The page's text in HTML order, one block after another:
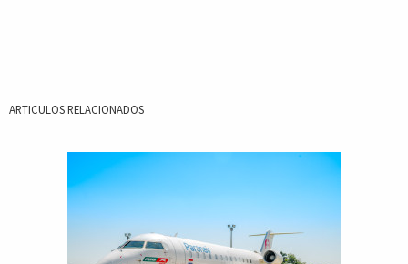
ARTICULOS RELACIONADOS